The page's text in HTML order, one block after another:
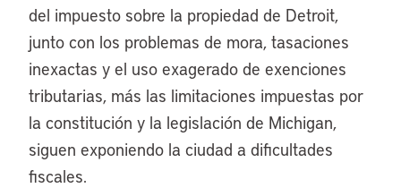
del impuesto sobre la propiedad de Detroit,
junto con los problemas de mora, tasaciones
inexactas y el uso exagerado de exenciones
tributarias, más las limitaciones impuestas por
la constitución y la legislación de Michigan,
siguen exponiendo la ciudad a dificultades
fiscales.